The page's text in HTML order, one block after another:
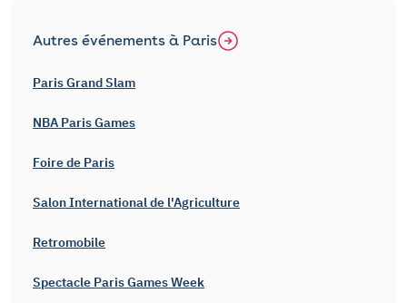
Autres événements à Paris
Paris Grand Slam
NBA Paris Games
Foire de Paris
Salon International de l'Agriculture
Retromobile
Spectacle Paris Games Week